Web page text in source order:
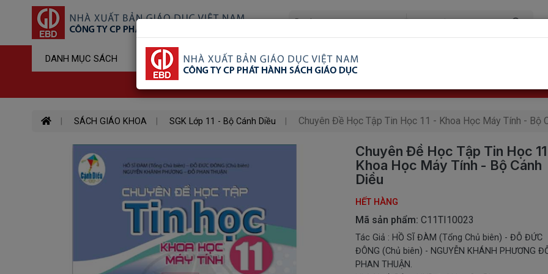
DANH MỤC SÁCH Sản Phẩm Đã Xem Ship COD Trên Toàn Quốc
SÁCH GIÁO KHOA SGK Lớp 11 - Bộ Cánh Diều Chuyên Đề Học Tập Tin Học 11 - Khoa Học Máy Tính - Bộ
Chuyên Đề Học Tập Tin Học
Khoa Học Máy Tính - Bộ Cánh
Diều
HẾT HÀNG
Mã sản phẩm: C11TI10023
Tác Giả : HỒ SĨ ĐÀM (Tổng Chủ biên) - ĐỖ ĐỨC
ĐÔNG (Chủ biên) - NGUYỄN KHÁNH PHƯƠNG
PHAN THUẬN.